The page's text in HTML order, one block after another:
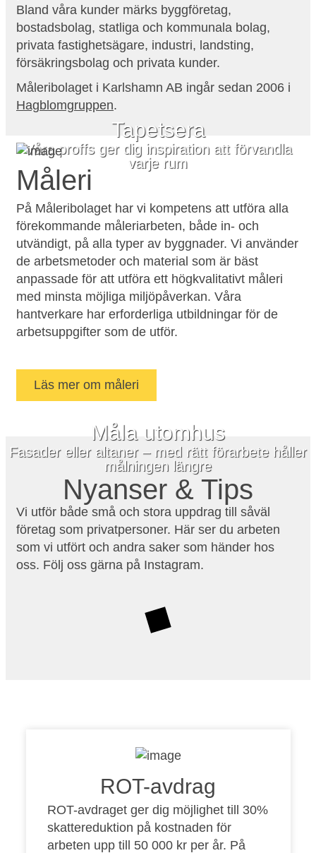
Tapetsera
Våra proffs ger dig inspiration att förvandla
varje rum
Måla utomhus
Fasader eller altaner – med rätt förarbete håller
målningen längre
Bland våra kunder märks byggföretag,
bostadsbolag, statliga och kommunala bolag,
privata fastighetsägare, industri, landsting,
försäkringsbolag och privata kunder.
Måleribolaget i Karlshamn AB ingår sedan 2006 i
Hagblomgruppen.
Måleri
På Måleribolaget har vi kompetens att utföra alla
förekommande måleriarbeten, både in- och
utvändigt, på alla typer av byggnader. Vi använder
de arbetsmetoder och material som är bäst
anpassade för att utföra ett högkvalitativt måleri
med minsta möjliga miljöpåverkan. Våra
hantverkare har erforderliga utbildningar för de
arbetsuppgifter som de utför.
Läs mer om måleri
Nyanser & Tips
Vi utför både små och stora uppdrag till såväl
företag som privatpersoner. Här ser du arbeten
som vi utfört och andra saker som händer hos
oss. Följ oss gärna på Instagram.
ROT-avdrag
ROT-avdraget ger dig möjlighet till 30%
skattereduktion på kostnaden för
arbeten upp till 50 000 kr per år. På